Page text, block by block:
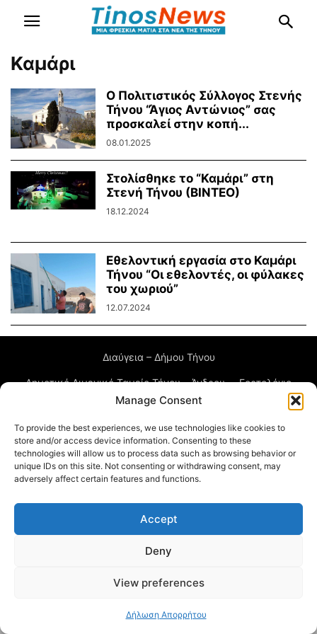
Manage Consent
To provide the best experiences, we use technologies like cookies to
store and/or access device information. Consenting to these
technologies will allow us to process data such as browsing behavior or
unique IDs on this site. Not consenting or withdrawing consent, may
adversely affect certain features and functions.
Accept
Deny
View preferences
Δήλωση Απορρήτου
Καμάρι
Ο Πολιτιστικός Σύλλογος Στενής
Τήνου “Άγιος Αντώνιος” σας
προσκαλεί στην κοπή...
08.01.2025
Στολίσθηκε το “Καμάρι” στη
Στενή Τήνου (ΒΙΝΤΕΟ)
18.12.2024
Εθελοντική εργασία στο Καμάρι
Τήνου “Οι εθελοντές, οι φύλακες
του χωριού”
12.07.2024
Διαύγεια – Δήμου Τήνου
Δημοτικό Λιμενικό Ταμείο Τήνου – Άνδρου Εορτολόγιο
Tinos Island Live Webcamera Χάρτης Πλοίων
© 2026